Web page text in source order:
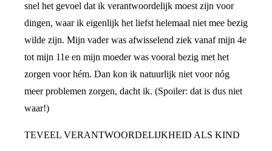
snel het gevoel dat ik verantwoordelijk moest zijn voor
dingen, waar ik eigenlijk het liefst helemaal niet mee bezig
wilde zijn. Mijn vader was afwisselend ziek vanaf mijn 4e
tot mijn 11e en mijn moeder was vooral bezig met het
zorgen voor hém. Dan kon ik natuurlijk niet voor nóg
meer problemen zorgen, dacht ik. (Spoiler: dat is dus niet
waar!)
TEVEEL VERANTWOORDELIJKHEID ALS KIND